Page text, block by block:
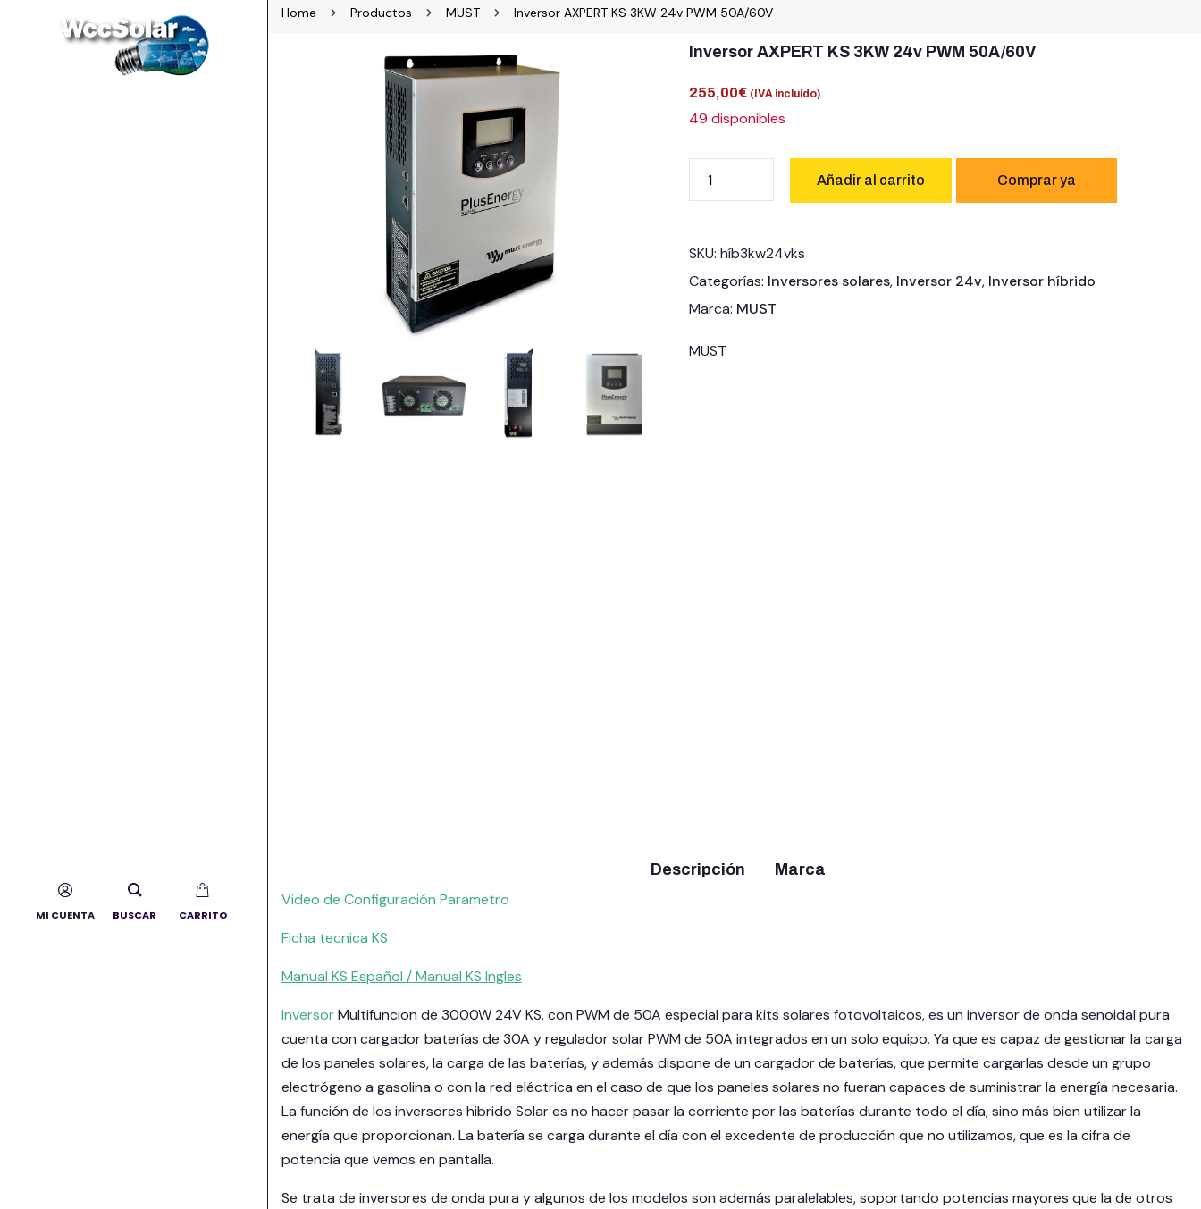
MI CUENTA BUSCAR CARRITO
Home Productos MUST Inversor AXPERT KS 3KW 24v PWM 50A/60V
Inversor AXPERT KS 3KW 24v PWM 50A/60V
255,00€ (IVA incluido)
49 disponibles
Añadir al carrito
SKU:híb3kw24vks
Categorías: Inversores solares, Inversor 24v, Inversor híbrido
Marca: MUST
MUST
Descripción Marca
Video de Configuración Parametro
Ficha tecnica KS
Manual KS Español /Manual KS Ingles
InversorMultifuncion de 3000W 24V KS, con PWM de 50A especial para kits solares fotovoltaicos, es un inversor de onda senoidal pura
cuenta con cargador baterías de 30A y regulador solar PWM de 50A integrados en un solo equipo. Ya que es capaz de gestionar la carga
de los paneles solares, la carga de las baterías, y además dispone de un cargador de baterías, que permite cargarlas desde un grupo
electrógeno a gasolina o con la red eléctrica en el caso de que los paneles solares no fueran capaces de suministrar la energía necesaria.
La función de los inversores hibrido Solar es no hacer pasar la corriente por las baterías durante todo el día, sino más bien utilizar la
energía que proporcionan. La batería se carga durante el día con el excedente de producción que no utilizamos, que es la cifra de
potencia que vemos en pantalla.
Se trata de inversores de onda pura y algunos de los modelos son además paralelables, soportando potencias mayores que la de otros